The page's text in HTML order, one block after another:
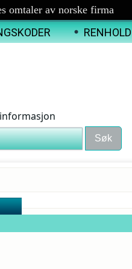
omtaler av norske firma
RENHOLD